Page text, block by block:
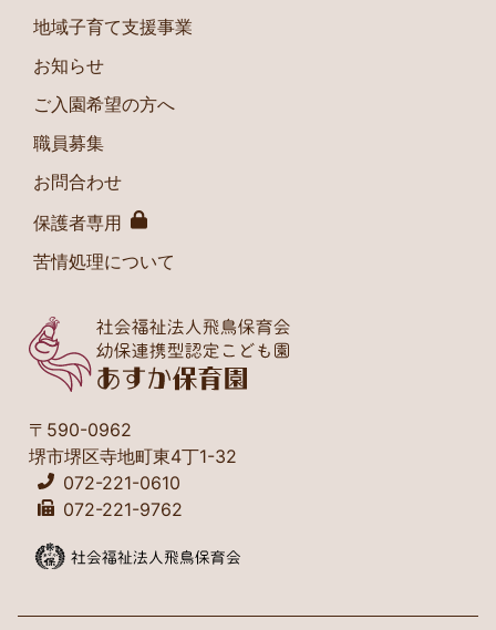
地域子育て支援事業
お知らせ
ご入園希望の方へ
職員募集
お問合わせ
保護者専用
苦情処理について
〒590-0962
堺市堺区寺地町東4丁1-32
072-221-0610
072-221-9762